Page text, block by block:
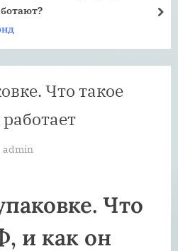
Что такое
By
admin
Что
и как он